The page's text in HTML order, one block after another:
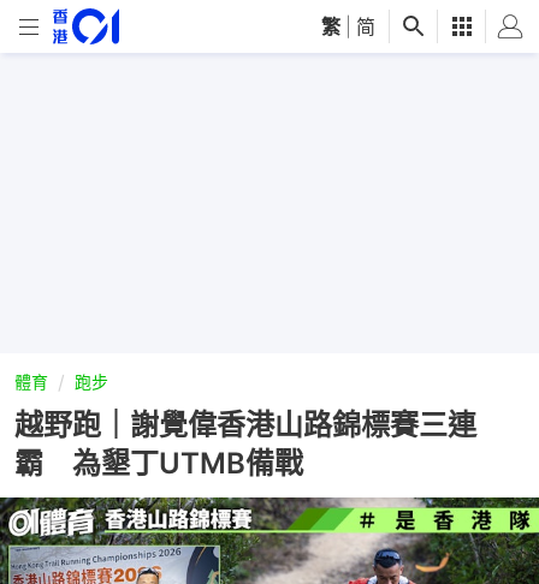
繁 简
體育 跑步
越野跑｜謝覺偉香港山路錦標賽三連
霸 為墾丁UTMB備戰